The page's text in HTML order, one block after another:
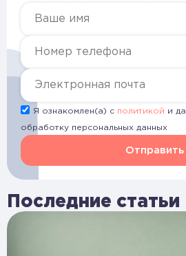
Последние статьи
Я ознакомлен(а) с политикой и
обработку персональных данных
Отправить